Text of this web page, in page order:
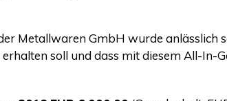
Metall­wa­ren GmbH wur­de anläss­lich
soll und dass mit die­sem All-In-